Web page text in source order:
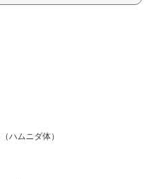
（ハムニダ体）